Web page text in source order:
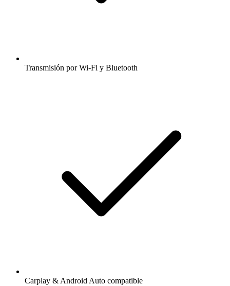
Transmisión por Wi-Fi y Bluetooth
Carplay & Android Auto compatible